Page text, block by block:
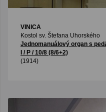
VINICA
Kostol sv. Štefana Uhorského
Jednomanuálový organ s
I / P / 10/8 (8/6+2)
(1914)